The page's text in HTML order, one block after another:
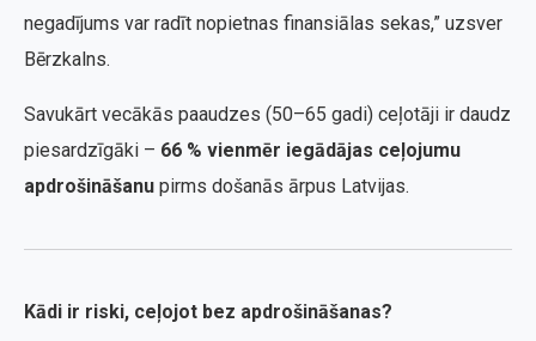
negadījums var radīt nopietnas finansiālas sekas,” uzsver
Bērzkalns.
Savukārt vecākās paaudzes (50–65 gadi) ceļotāji ir daudz
piesardzīgāki – 66 % vienmēr iegādājas ceļojumu
apdrošināšanu pirms došanās ārpus Latvijas.
Kādi ir riski, ceļojot bez apdrošināšanas?